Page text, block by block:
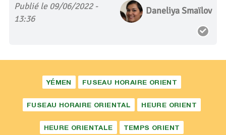
Publié le 09/06/2022 -
13:36
Daneliya Smaïlov
YÉMEN FUSEAU HORAIRE ORIENT
FUSEAU HORAIRE ORIENTAL HEURE ORIENT
HEURE ORIENTALE TEMPS ORIENT